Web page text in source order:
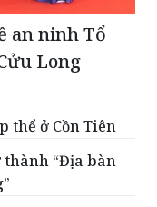
an ninh Tổ
Long
thể ở Cồn Tiên
thành “Địa bàn